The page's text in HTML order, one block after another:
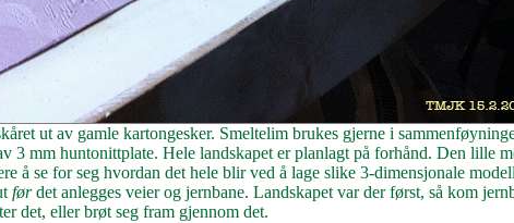
ut av gamle kartongesker. Smeltelim brukes gjerne i
3 mm huntonittplate. Hele landskapet er planlagt på forhånd. Den lille
å se for seg hvordan det hele blir ved å lage slike 3-dimensjonale
førdet anlegges veier og jernbane. Landskapet var der først, så kom
det, eller brøt seg fram gjennom det.